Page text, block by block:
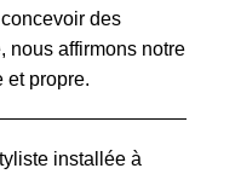
des
nous affirmons notre
et propre.
installée à